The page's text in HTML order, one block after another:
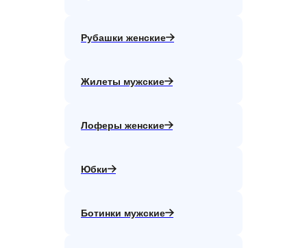
Рубашки женские
Жилеты мужские
Лоферы женские
Юбки
Ботинки мужские